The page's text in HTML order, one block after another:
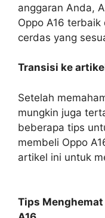
anggaran Anda,
Oppo A16
cerdas yang
Transisi ke
Setelah
mungkin juga
beberapa tips
membeli Oppo
artikel ini untuk
Tips Menghemat